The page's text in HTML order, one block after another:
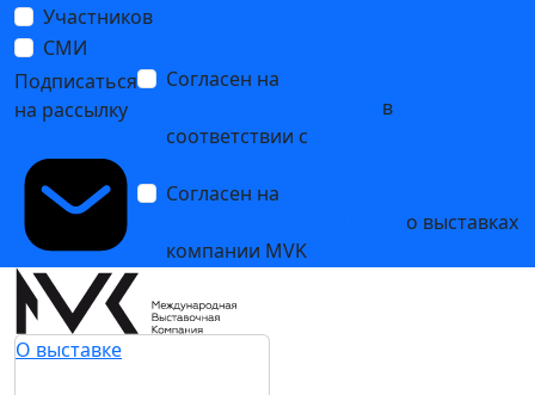
Участников
СМИ
Подписаться
на рассылку
Согласен на
в
соответствии с
Согласен на
о выставках
компании MVK
О выставке